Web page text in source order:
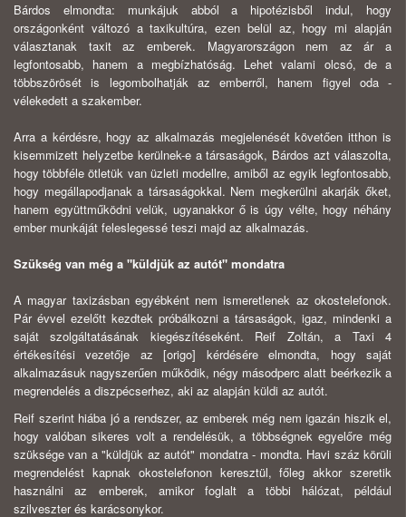
Bárdos elmondta: munkájuk abból a hipotézisből indul, hogy
országonként változó a taxikultúra, ezen belül az, hogy mi alapján
választanak taxit az emberek. Magyarországon nem az ár a
legfontosabb, hanem a megbízhatóság. Lehet valami olcsó, de a
többszörösét is legombolhatják az emberről, hanem figyel oda -
vélekedett a szakember.
Arra a kérdésre, hogy az alkalmazás megjelenését követően itthon is
kisemmizett helyzetbe kerülnek-e a társaságok, Bárdos azt válaszolta,
hogy többféle ötletük van üzleti modellre, amiből az egyik legfontosabb,
hogy megállapodjanak a társaságokkal. Nem megkerülni akarják őket,
hanem együttműködni velük, ugyanakkor ő is úgy vélte, hogy néhány
ember munkáját feleslegessé teszi majd az alkalmazás.
Szükség van még a "küldjük az autót" mondatra
A magyar taxizásban egyébként nem ismeretlenek az okostelefonok.
Pár évvel ezelőtt kezdtek próbálkozni a társaságok, igaz, mindenki a
saját szolgáltatásának kiegészítéseként. Reif Zoltán, a Taxi 4
értékesítési vezetője az [origo] kérdésére elmondta, hogy saját
alkalmazásuk nagyszerűen működik, négy másodperc alatt beérkezik a
megrendelés a diszpécserhez, aki az alapján küldi az autót.
Reif szerint hiába jó a rendszer, az emberek még nem igazán hiszik el,
hogy valóban sikeres volt a rendelésük, a többségnek egyelőre még
szüksége van a "küldjük az autót" mondatra - mondta. Havi száz körüli
megrendelést kapnak okostelefonon keresztül, főleg akkor szeretik
használni az emberek, amikor foglalt a többi hálózat, például
szilveszter és karácsonykor.